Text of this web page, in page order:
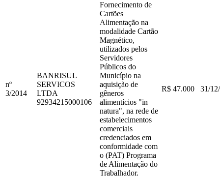
nº
3/2014
BANRISUL
SERVICOS
LTDA
92934215000106
Fornecimento de
Cartões
Alimentação na
modalidade Cartão
Magnético,
utilizados pelos
Servidores
Públicos do
Município na
aquisição de
gêneros
alimentícios "in
natura", na rede de
estabelecimentos
comerciais
credenciados em
conformidade com
o (PAT) Programa
de Alimentação do
Trabalhador.
R$ 47.000 31/